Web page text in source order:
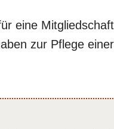
eine
zur Pflege